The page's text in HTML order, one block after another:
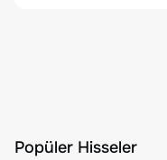
Popüler Hisseler